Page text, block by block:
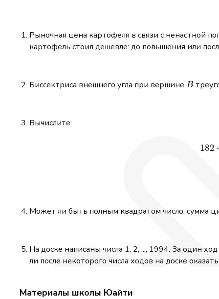
Рыночная цена картофеля в связи с ненастной
картофель стоил дешевле: до повышения или
Биссектриса внешнего угла при вершине B
B
Вычислите:
182 ⋅
Может ли быть полным квадратом число, сумма
На доске написаны числа 1, 2, ..., 1994. За один
ли после некоторого числа ходов на доске
Материалы школы Юайти